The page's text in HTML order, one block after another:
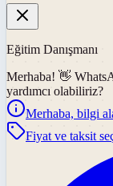
Eğitim Danışmanı
Merhaba! 👋
yardımcı olabiliriz?
Merhaba, bilgi
Fiyat ve taksit